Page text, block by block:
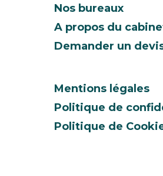
Nos bureaux
A propos du
Demander un
Mentions légales
Politique de
Politique de